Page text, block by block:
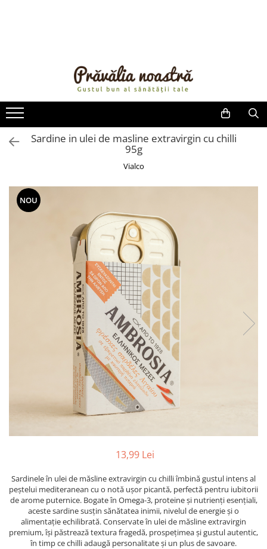
ULEIURI ȘI UNTURI
MĂSLINE
NUCI ȘI SEMINȚE
FRUCTE DESHIDRATATE
ÎNDULCITORI NATURALI / MIERE
OȚETURI ȘI SOSURI
SOSURI
FĂINĂ FĂRĂ GLUTEN
BĂUTURI / LAPTE VEGETAL
OREZ ȘI CEREALE
CREME ȘI PASTE TARTINABILE
CEAIURI GRECEȘTI
CIOCOLATĂ ȘI CACAO
HEALTHY SNACKS
SUPERALIMENTE
PRODUSE ECO / ORGANICE
PRODUSE ROMÂNEȘTI
TOATE PRODUSELE
Sardine in ulei de masline extravirgin cu chilli
95g
Vialco
NOU
13,99 Lei
Sardinele în ulei de măsline extravirgin cu chilli îmbină gustul intens al
peștelui mediteranean cu o notă ușor picantă, perfectă pentru iubitorii
de arome puternice. Bogate în Omega-3, proteine și nutrienți esențiali,
aceste sardine susțin sănătatea inimii, nivelul de energie și o
alimentație echilibrată. Conservate în ulei de măsline extravirgin
premium, își păstrează textura fragedă, prospețimea și gustul autentic,
în timp ce chilli adaugă personalitate și un plus de savoare.